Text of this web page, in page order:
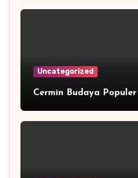
Uncategorized
Cermin Budaya